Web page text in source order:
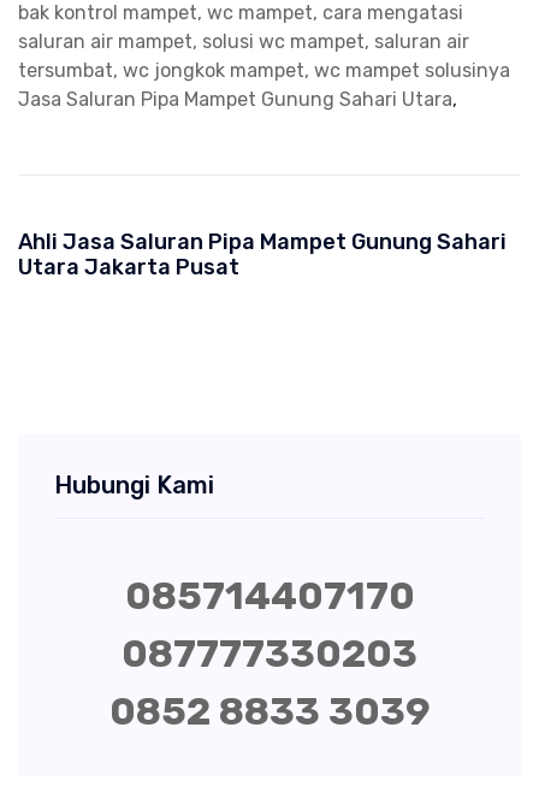
bak kontrol mampet, wc mampet, cara mengatasi
saluran air mampet, solusi wc mampet, saluran air
tersumbat, wc jongkok mampet, wc mampet solusinya
Jasa Saluran Pipa Mampet Gunung Sahari Utara,
Ahli Jasa Saluran Pipa Mampet Gunung Sahari
Utara Jakarta Pusat
Hubungi Kami
085714407170
087777330203
0852 8833 3039